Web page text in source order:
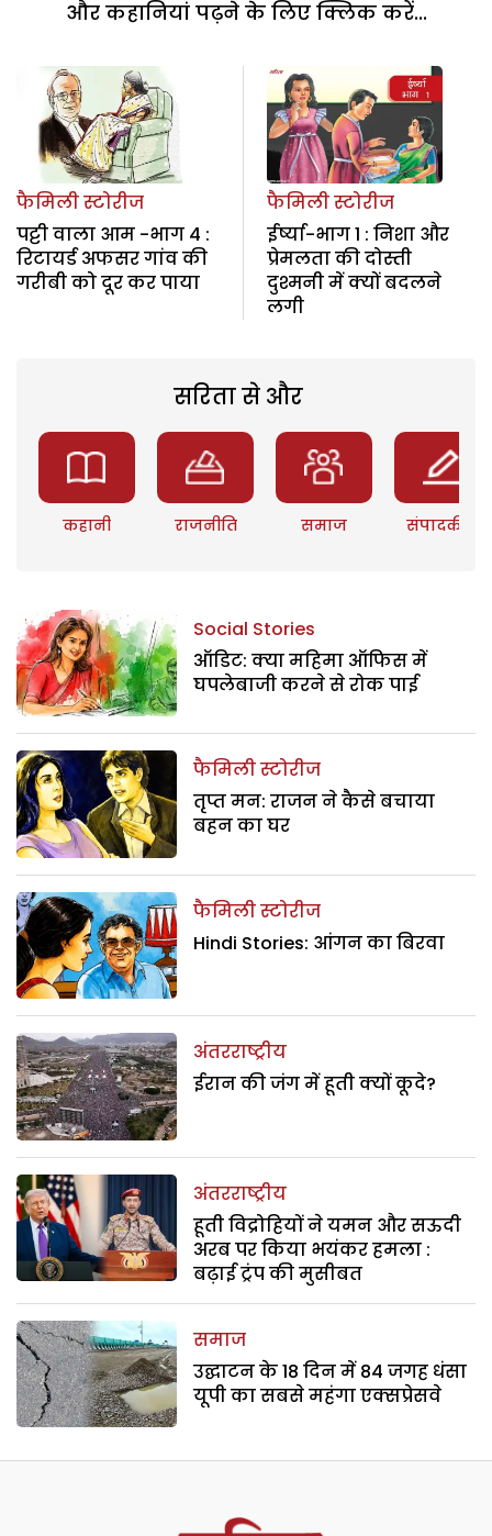
और कहानियां पढ़ने के लिए क्लिक करें...
फैमिली स्टोरीज
पट्टी वाला आम -भाग 4 :
रिटायर्ड अफसर गांव की
गरीबी को दूर कर पाया
फैमिली स्टोरीज
ईर्ष्या-भाग 1 : निशा और
प्रेमलता की दोस्ती
दुश्मनी में क्यों बदलने
लगी
सरिता से और
कहानी राजनीति समाज संपादकीय
Social Stories
ऑडिट: क्या महिमा ऑफिस में
घपलेबाजी करने से रोक पाई
फैमिली स्टोरीज
तृप्त मन: राजन ने कैसे बचाया
बहन का घर
फैमिली स्टोरीज
Hindi Stories: आंगन का बिरवा
अंतरराष्ट्रीय
ईरान की जंग में हूती क्यों कूदे?
अंतरराष्ट्रीय
हूती विद्रोहियों ने यमन और सऊदी
अरब पर किया भयंकर हमला :
बढ़ाई ट्रंप की मुसीबत
समाज
उद्घाटन के 18 दिन में 84 जगह धंसा
यूपी का सबसे महंगा एक्सप्रेसवे